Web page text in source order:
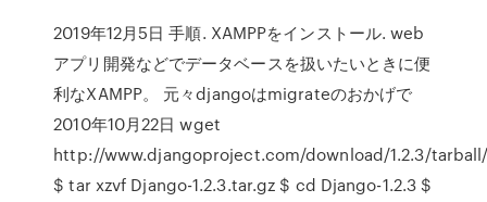
2019年12月5日 手順. XAMPPをインストール. web
アプリ開発などでデータベースを扱いたいときに便
利なXAMPP。 元々djangoはmigrateのおかげで
2010年10月22日 wget
http://www.djangoproject.com/download/1.2.3/
$ tar xzvf Django-1.2.3.tar.gz $ cd Django-1.2.3 $